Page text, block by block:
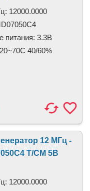
12000.0000
питания: 3.3В
40/60%
12 МГц -
T/CM 5В
12000.0000